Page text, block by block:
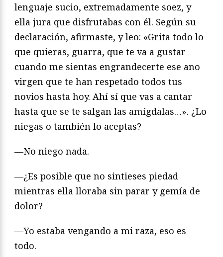
lenguaje sucio, extremadamente soez, y
ella jura que disfrutabas con él. Según su
declaración, afirmaste, y leo: «Grita todo lo
que quieras, guarra, que te va a gustar
cuando me sientas engrandecerte ese ano
virgen que te han respetado todos tus
novios hasta hoy. Ahí sí que vas a cantar
hasta que se te salgan las amígdalas…». ¿Lo
niegas o también lo aceptas?
—No niego nada.
—¿Es posible que no sintieses piedad
mientras ella lloraba sin parar y gemía de
dolor?
—Yo estaba vengando a mi raza, eso es
todo.